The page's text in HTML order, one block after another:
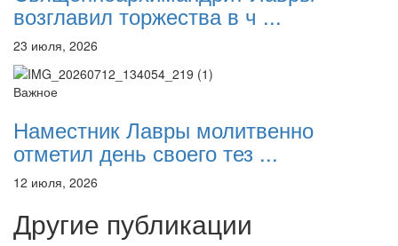
возглавил торжества в ч ...
23 июля, 2026
Важное
Наместник Лавры молитвенно
отметил день своего тез ...
12 июля, 2026
Другие публикации